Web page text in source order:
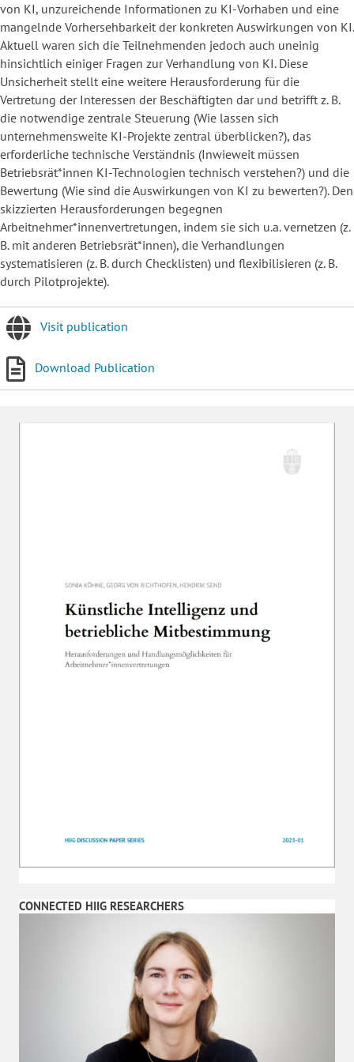
von KI, unzureichende Informationen zu KI-Vorhaben und eine
mangelnde Vorhersehbarkeit der konkreten Auswirkungen von KI.
Aktuell waren sich die Teilnehmenden jedoch auch uneinig
hinsichtlich einiger Fragen zur Verhandlung von KI. Diese
Unsicherheit stellt eine weitere Herausforderung für die
Vertretung der Interessen der Beschäftigten dar und betrifft z. B.
die notwendige zentrale Steuerung (Wie lassen sich
unternehmensweite KI-Projekte zentral überblicken?), das
erforderliche technische Verständnis (Inwieweit müssen
Betriebsrät*innen KI-Technologien technisch verstehen?) und die
Bewertung (Wie sind die Auswirkungen von KI zu bewerten?). Den
skizzierten Herausforderungen begegnen
Arbeitnehmer*innenvertretungen, indem sie sich u.a. vernetzen (z.
B. mit anderen Betriebsrät*innen), die Verhandlungen
systematisieren (z. B. durch Checklisten) und flexibilisieren (z. B.
durch Pilotprojekte).
Visit publication
Download Publication
CONNECTED HIIG RESEARCHERS